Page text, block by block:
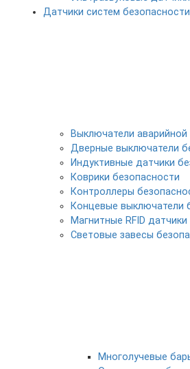
Датчики систем безопасности
Выключатели аварийной
Дверные выключатели
Индуктивные датчики
Коврики безопасности
Контроллеры
Концевые выключатели
Магнитные RFID
Световые завесы
Многолучевые